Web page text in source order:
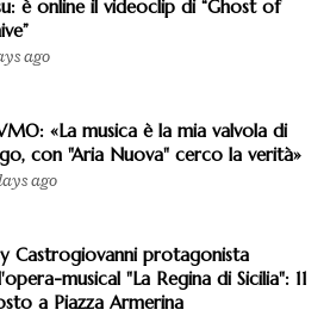
è online il videoclip di “Ghost of
ago
«La musica è la mia valvola di
con "Aria Nuova" cerco la verità»
ago
Castrogiovanni protagonista
musical "La Regina di Sicilia": 11
a Piazza Armerina